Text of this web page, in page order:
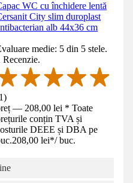
WC cu închidere lentă
City slim duroplast
alb 44x36 cm
medie: 5 din 5 stele.
Recenzie.
1)
— 208,00 lei * Toate
conțin TVA și
DEEE și DBA pe
208,00 lei*/ buc.